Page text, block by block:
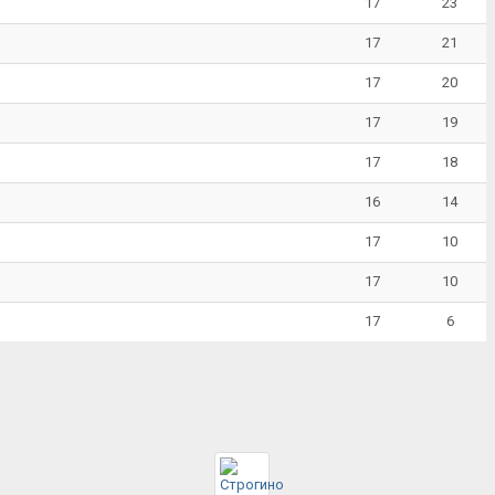
17 21
17 20
17 19
17 18
16 14
17 10
17 10
17 6